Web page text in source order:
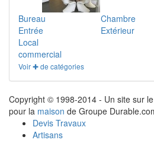
Bureau Chambre
Entrée
Extérieur
Local
commercial
Voir ✚ de catégories
Copyright © 1998-2014 - Un site sur le
pour la maison de Groupe
Devis Travaux
Artisans